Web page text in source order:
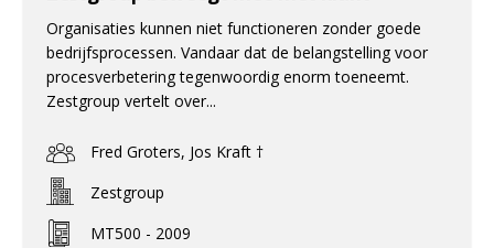
Organisaties kunnen niet functioneren zonder goede
bedrijfsprocessen. Vandaar dat de belangstelling voor
procesverbetering tegenwoordig enorm toeneemt.
Zestgroup vertelt over...
Fred Groters, Jos Kraft †
Zestgroup
MT500 - 2009